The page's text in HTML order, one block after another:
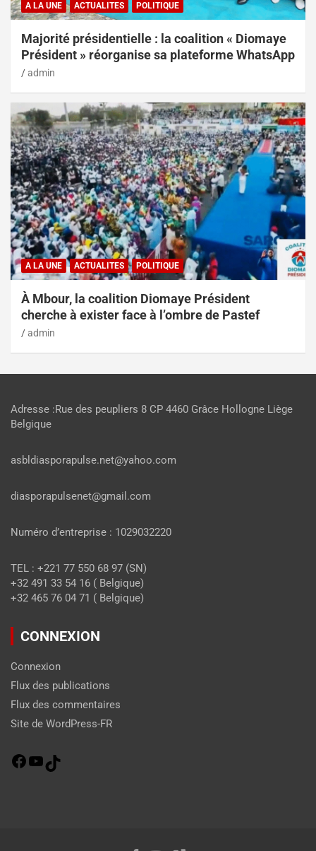
A LA UNE ACTUALITES POLITIQUE
Majorité présidentielle : la coalition « Diomaye
Président » réorganise sa plateforme WhatsApp
admin
A LA UNE ACTUALITES POLITIQUE
À Mbour, la coalition Diomaye Président
cherche à exister face à l’ombre de Pastef
admin
Adresse :Rue des peupliers 8 CP 4460 Grâce Hollogne Liège
Belgique
asbldiasporapulse.net@yahoo.com
diasporapulsenet@gmail.com
Numéro d’entreprise : 1029032220
TEL : +221 77 550 68 97 (SN)
+32 491 33 54 16 ( Belgique)
+32 465 76 04 71 ( Belgique)
CONNEXION
Connexion
Flux des publications
Flux des commentaires
Site de WordPress-FR